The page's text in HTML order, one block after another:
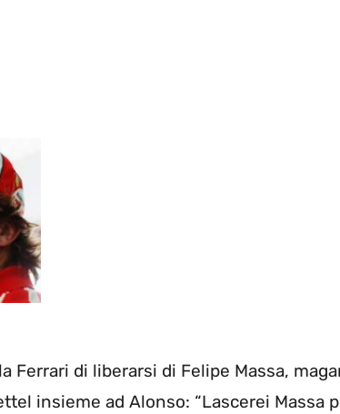
Ferrari di liberarsi di Felipe Massa,
insieme ad Alonso: “Lascerei Massa